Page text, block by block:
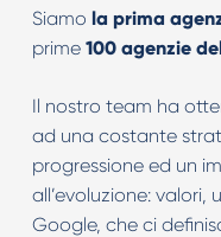
Siamo la prima
prime 100 agenzie
Il nostro team ha
ad una costante
progressione ed un
all’evoluzione:
Google, che ci